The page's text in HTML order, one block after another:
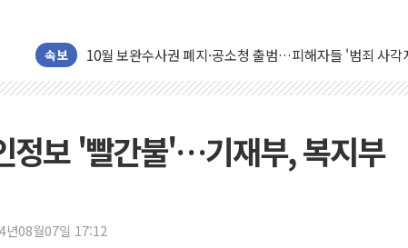
속보
10월 보완수사권 폐지·공소청 출범…피해자들 '범죄 사각
한상협, 업계 개인정보 보안 새판 짠다…'자율규제단체'
트럼프, 쿡 연준 이사 해임 재추진…"26일까지 의혹 소명"
유럽증시, 美 고용 예상 밖 부진에 연준 금리 인상 가능
[종합] 이슬람 수니파 3국, '공동방위협정' 체결… 이스라
정보 '빨간불'…기재부, 복지부
년08월07일 17:12